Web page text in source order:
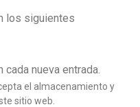
los siguientes
nueva entrada.
el almacenamiento y
sitio web.